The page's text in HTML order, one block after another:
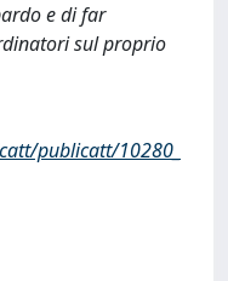
e di far
sul proprio
publicatt/10280_